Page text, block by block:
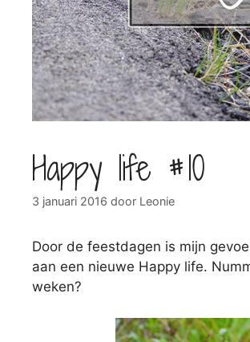
Happy life #10
3 januari 2016 door Leonie
Door de feestdagen is mijn
aan een nieuwe Happy life.
weken?